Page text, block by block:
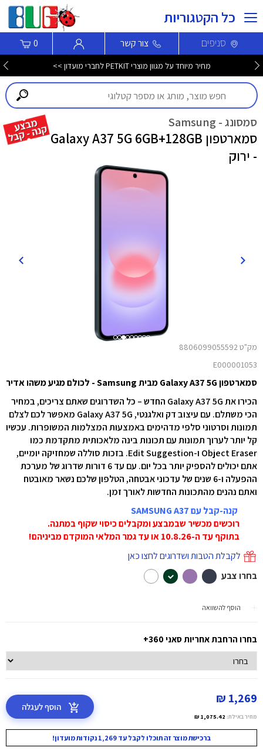
כל הקטגוריות
סניפים צור קשר 0
מחיר מיוחד על מגוון מוצרי PETKIT לחברי מועדון >>
סמסונג - Samsung
סמארטפון Galaxy A37 5G 6GB+128GB
- ירוק
מק"ט 8806099055592
E000001053
סמארטפון Galaxy A37 5G מבית Samsung - לכולם מגיע משהו אדיר
הכירו את Galaxy A37 5G החדש – כל השדרוגים שאתם צריכים, במחיר
הכי משתלם. עם עיצוב דק ואלגנטי, Galaxy A37 5G מאפשר לכם לצלם
תמונות וסרטוני סלפי מדהימים באמצעות המצלמות המשופרות. עכשיו
קל יותר לערוך תמונות עם תכונות בינה מלאכותית מתקדמת כמו
Object Eraser ו-Edit Suggestion. בזכות סוללה שמחזיקה יומיים,
אתם יכולים להספיק יותר בכל יום. עם עד 6 דורות שדרוג של מערכת
ההפעלה ו-6 שנים של עדכוני אבטחה, הטלפון שלכם נשאר מאובטח
ואתם נהנים מהתכונות החדשות לאורך זמן.
קנה-קבל עם SAMSUNG A37
רוכשים מכשיר שבמבצע ומקבלים כיסוי שקוף במתנה.
בתוקף עד ה-10.8.26 או עד גמר המלאי המוקדם מביניהם!
לקבלת הטבות ושדרוגים לחצו כאן
בחרו צבע
הוסף להשוואה
בחרו הרחבת אחריות סאני 360+
1,269 ₪
מחיר באילת: 1,075.42 ₪
הוסף לעגלה
ברכישת מוצר זה תוכלו לקבל עד 1,269 נקודות מועדון!